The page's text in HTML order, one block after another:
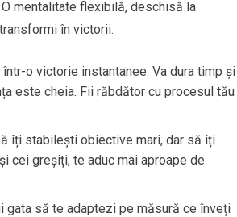
mentalitate flexibilă, deschisă la
în victorii.
o victorie instantanee. Va dura timp și
este cheia. Fii răbdător cu procesul tău
îți stabilești obiective mari, dar să îți
cei greșiți, te aduc mai aproape de
să te adaptezi pe măsură ce înveți